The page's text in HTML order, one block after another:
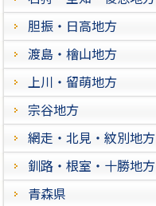
胆振・日高地方
渡島・檜山地方
上川・留萌地方
宗谷地方
網走・北見・紋別地方
釧路・根室・十勝地方
青森県